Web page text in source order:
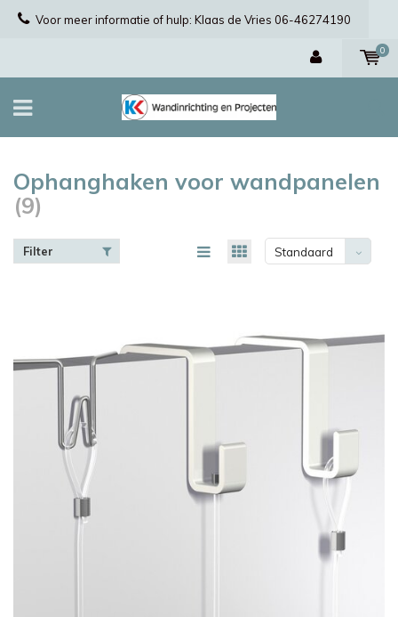
Voor meer informatie of hulp: Klaas de Vries 06-46274190
0
Ophanghaken voor wandpanelen
(9)
Filter Standaard